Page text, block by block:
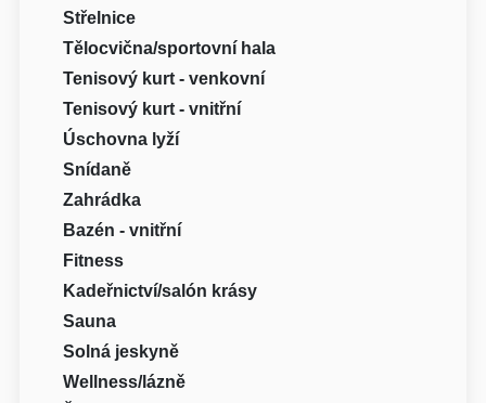
Střelnice
Tělocvična/sportovní hala
Tenisový kurt - venkovní
Tenisový kurt - vnitřní
Úschovna lyží
Snídaně
Zahrádka
Bazén - vnitřní
Fitness
Kadeřnictví/salón krásy
Sauna
Solná jeskyně
Wellness/lázně